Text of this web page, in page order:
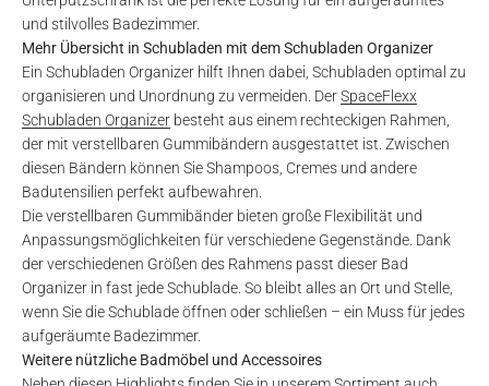
und stilvolles Badezimmer.
Mehr Übersicht in Schubladen mit dem Schubladen Organizer
Ein Schubladen Organizer hilft Ihnen dabei, Schubladen optimal zu
organisieren und Unordnung zu vermeiden. DerSpaceFlexx
Schubladen Organizer besteht aus einem rechteckigen Rahmen,
der mit verstellbaren Gummibändern ausgestattet ist. Zwischen
diesen Bändern können Sie Shampoos, Cremes und andere
Badutensilien perfekt aufbewahren.
Die verstellbaren Gummibänder bieten große Flexibilität und
Anpassungsmöglichkeiten für verschiedene Gegenstände. Dank
der verschiedenen Größen des Rahmens passt dieser Bad
Organizer in fast jede Schublade. So bleibt alles an Ort und Stelle,
wenn Sie die Schublade öffnen oder schließen – ein Muss für jedes
aufgeräumte Badezimmer.
Weitere nützliche Badmöbel und Accessoires